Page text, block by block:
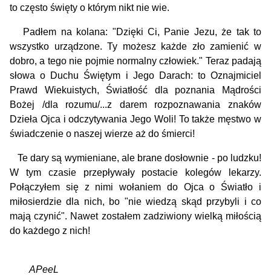
to często święty o którym nikt nie wie.
Padłem na kolana: "Dzięki Ci, Panie Jezu, że tak to
wszystko urządzone. Ty możesz każde zło zamienić w
dobro, a tego nie pojmie normalny człowiek." Teraz padają
słowa o Duchu Świętym i Jego Darach: to Oznajmiciel
Prawd Wiekuistych, Światłość dla poznania Mądrości
Bożej /dla rozumu/...z darem rozpoznawania znaków
Dzieła Ojca i odczytywania Jego Woli! To także męstwo w
świadczenie o naszej wierze aż do śmierci!
Te dary są wymieniane, ale brane dosłownie - po ludzku!
W tym czasie przepływały postacie kolegów lekarzy.
Połączyłem się z nimi wołaniem do Ojca o Światło i
miłosierdzie dla nich, bo "nie wiedzą skąd przybyli i co
mają czynić". Nawet zostałem zadziwiony wielką miłością
do każdego z nich!
APeeL